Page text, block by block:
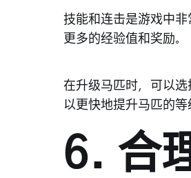
技能和连击是游戏中
更多的经验值和奖励。
在升级马匹时，可以
以更快地提升马匹的等
6. 合